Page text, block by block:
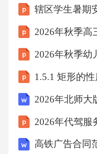
程中，有权根据实
终止。第五条利益
共同分享项目的收
求，确保项目的利
的需求。5.3各方应
会，以增加甲方的
议解决6.1各方在履
议，应首先通过友
辖区学生暑期
2026年代驾服
高铁广告合同